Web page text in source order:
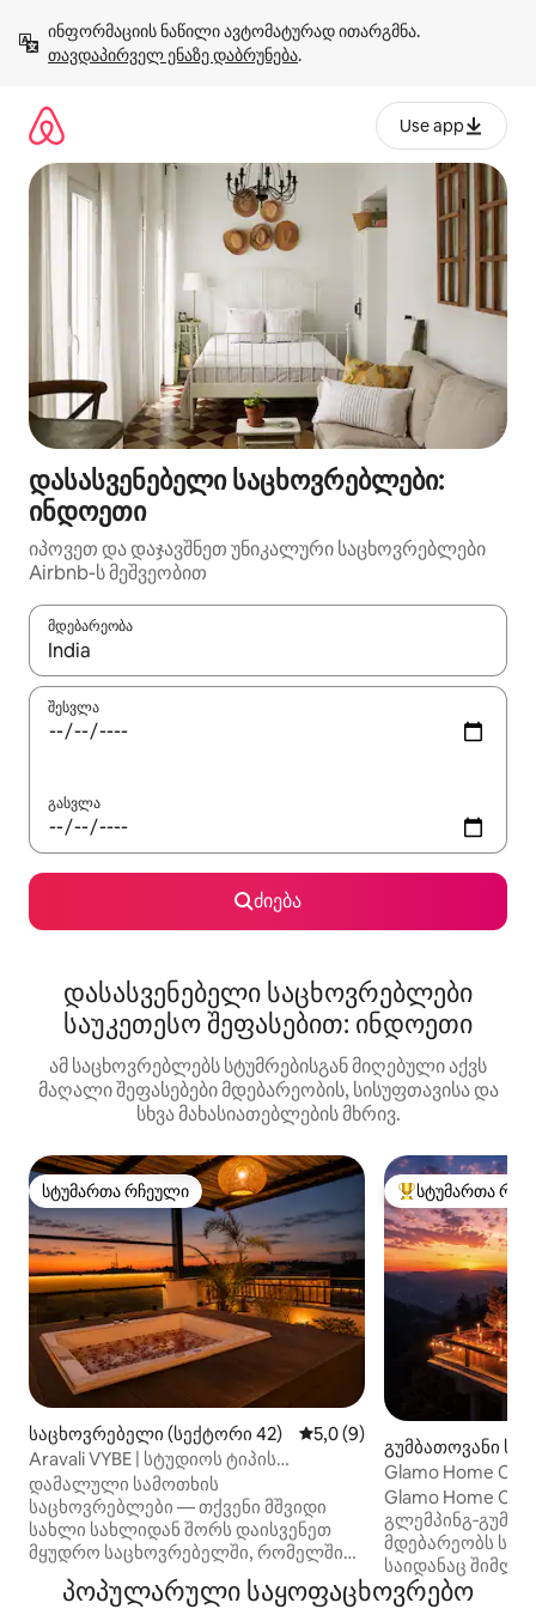
გადასვლა
თავდაპირველ ენაზე დაბრუნება.
Use app
დასასვენებელი საცხოვრებლები:
ინდოეთი
იპოვეთ და დაჯავშნეთ უნიკალური საცხოვრებლები
Airbnb-ს მეშვეობით
მდებარეობა
როცა შედეგები ხელმისაწვდომი გახდება, ნავიგაციისთვის
შესვლა
გასვლა
ძიება
დასასვენებელი საცხოვრებლები
საუკეთესო შეფასებით: ინდოეთი
ამ საცხოვრებლებს სტუმრებისგან მიღებული აქვს
მაღალი შეფასებები მდებარეობის, სისუფთავისა და
სხვა მახასიათებლების მხრივ.
სტუმართა რჩეული
სტუმართა რჩეული
საცხოვრებელი (სექტორი 42) საშუალო შეფასებაა 5‑დან
5,0 (9)
Aravali VYBE | სტუდიოს ტიპის
აპარტამენტი კერძო ტერასით და
ჯაკუზით
დამალული სამოთხის
საცხოვრებლები — თქვენი მშვიდი
სახლი სახლიდან შორს დაისვენეთ
მყუდრო საცხოვრებელში, რომელშიც
არის თანამედროვე სამზარეულო,
ნათელი მისაღები ოთახი და სტილური
სტუმართა
სტუმართა
გუმბათოვანი
g)
Glamo Home
კერძო
Glamo Home
მდებარეობს
საიდანაც
იშლება.
პოპულარული საყოფაცხოვრებო